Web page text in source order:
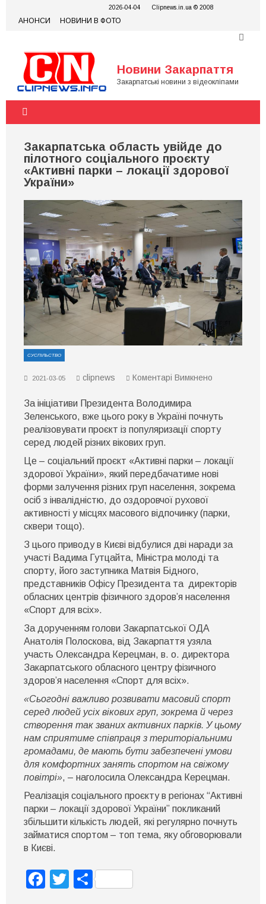
content
2026-04-04 Clipnews.in.ua © 2008
АНОНСИ НОВИНИ В ФОТО
Новини Закарпаття
Закарпатські новини з відеокліпами
Закарпатська область увійде до
пілотного соціального проєкту
«Активні парки – локації здорової
України»
СУСПІЛЬСТВО
2021-03-05 clipnews Коментарі Вимкнено
до
соціального
парки
–
здорової
За ініціативи Президента Володимира
Зеленського, вже цього року в Україні почнуть
реалізовувати проєкт із популяризації спорту
серед людей різних вікових груп.
Це – соціальний проєкт «Активні парки – локації
здорової України», який передбачатиме нові
форми залучення різних груп населення, зокрема
осіб з інвалідністю, до оздоровчої рухової
активності у місцях масового відпочинку (парки,
сквери тощо).
З цього приводу в Києві відбулися дві наради за
участі Вадима Гутцайта, Міністра молоді та
спорту, його заступника Матвія Бідного,
представників Офісу Президента та директорів
обласних центрів фізичного здоров’я населення
«Спорт для всіх».
За дорученням голови Закарпатської ОДА
Анатолія Полоскова, від Закарпаття узяла
участь Олександра Керецман, в. о. директора
Закарпатського обласного центру фізичного
здоров’я населення «Спорт для всіх».
«Сьогодні важливо розвивати масовий спорт
серед людей усіх вікових груп, зокрема й через
створення так званих активних парків. У цьому
нам сприятиме співпраця з територіальними
громадами, де мають бути забезпечені умови
для комфортних занять спортом на свіжому
повітрі», – наголосила Олександра Керецман.
Реалізація соціального проєкту в регіонах “Активні
парки – локації здорової України” покликаний
збільшити кількість людей, які регулярно почнуть
займатися спортом – топ тема, яку обговорювали
в Києві.
Facebook
Twitter
Поділитися